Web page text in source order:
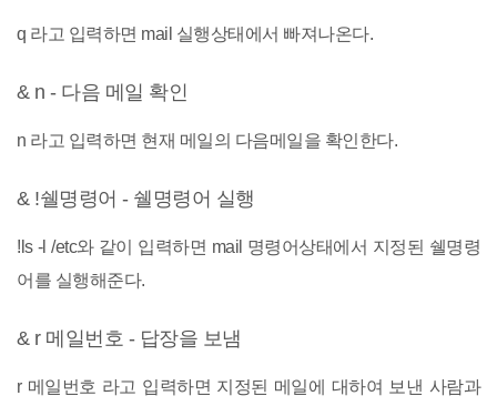
q 라고 입력하면 mail 실행상태에서 빠져나온다.
& n - 다음 메일 확인
n 라고 입력하면 현재 메일의 다음메일을 확인한다.
& !쉘명령어 - 쉘명령어 실행
!ls -l /etc와 같이 입력하면 mail 명령어상태에서 지정된 쉘명령
어를 실행해준다.
& r 메일번호 - 답장을 보냄
r 메일번호 라고 입력하면 지정된 메일에 대하여 보낸 사람과